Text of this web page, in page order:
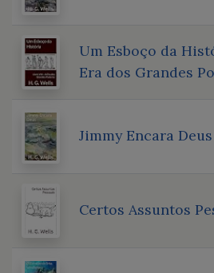
Um Esboço da
Era dos Grandes
Jimmy Encara Deus
Certos Assuntos